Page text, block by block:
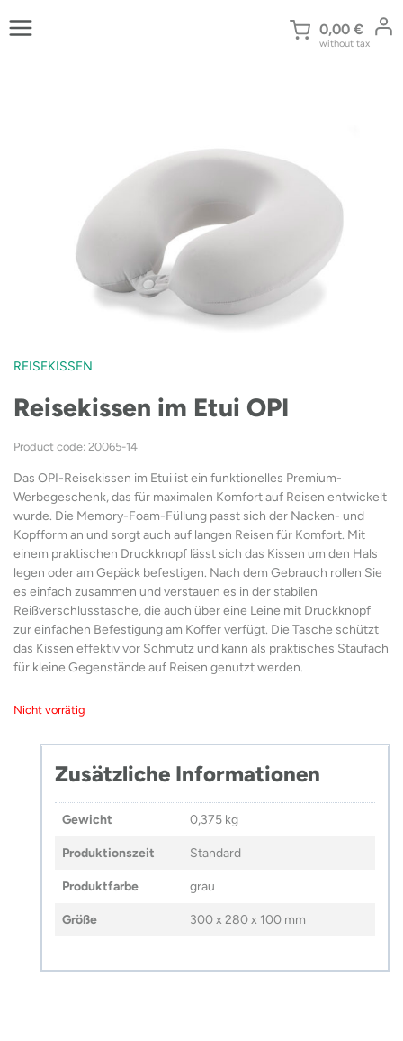
Inhalt
0,00 €
without tax
REISEKISSEN
Reisekissen im Etui OPI
Product code: 20065-14
Das OPI-Reisekissen im Etui ist ein funktionelles Premium-
Werbegeschenk, das für maximalen Komfort auf Reisen entwickelt
wurde. Die Memory-Foam-Füllung passt sich der Nacken- und
Kopfform an und sorgt auch auf langen Reisen für Komfort. Mit
einem praktischen Druckknopf lässt sich das Kissen um den Hals
legen oder am Gepäck befestigen. Nach dem Gebrauch rollen Sie
es einfach zusammen und verstauen es in der stabilen
Reißverschlusstasche, die auch über eine Leine mit Druckknopf
zur einfachen Befestigung am Koffer verfügt. Die Tasche schützt
das Kissen effektiv vor Schmutz und kann als praktisches Staufach
für kleine Gegenstände auf Reisen genutzt werden.
Nicht vorrätig
Zusätzliche Informationen
Gewicht 0,375 kg
Produktionszeit Standard
Produktfarbe grau
Größe 300 x 280 x 100 mm